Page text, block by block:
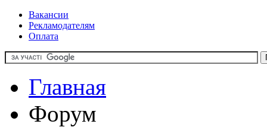
Вакансии
Рекламодателям
Оплата
Главная
Форум